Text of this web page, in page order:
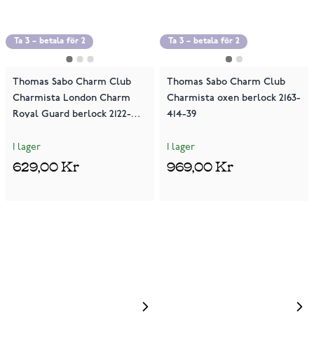
Ta 3 – betala för 2
Thomas Sabo Charm Club
Charmista London Charm
Royal Guard berlock 2122-
I lager
629,00 Kr
Ta 3 – betala för 2
Thomas Sabo Charm Club
Charmista oxen berlock 2163-
414-39
I lager
969,00 Kr